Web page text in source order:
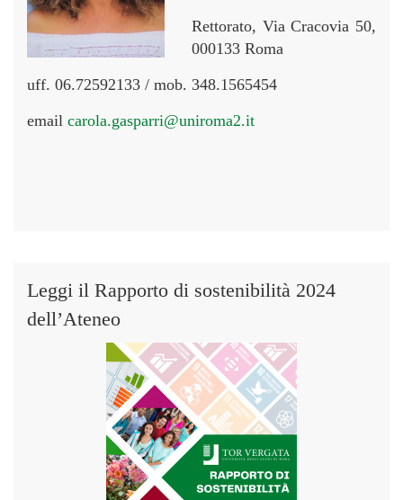
Rettorato, Via Cracovia 50,
000133 Roma
uff. 06.72592133 / mob. 348.1565454
email carola.gasparri@uniroma2.it
Leggi il Rapporto di sostenibilità 2024
dell’Ateneo